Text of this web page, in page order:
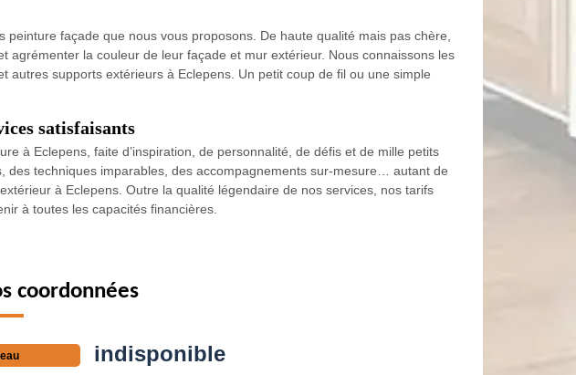
façade que nous vous proposons. De haute qualité mais pas chère,
la couleur de leur façade et mur extérieur. Nous connaissons les
supports extérieurs à Eclepens. Un petit coup de fil ou une simple
satisfaisants
à Eclepens, faite d’inspiration, de personnalité, de défis et de mille petits
des techniques imparables, des accompagnements sur-mesure… autant de
à Eclepens. Outre la qualité légendaire de nos services, nos tarifs
à toutes les capacités financières.
coordonnées
indisponible